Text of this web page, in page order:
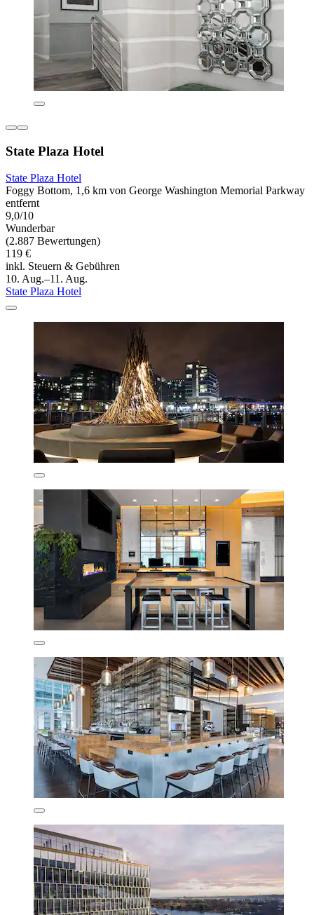
State Plaza Hotel
State Plaza Hotel
Foggy Bottom, 1,6 km von George Washington Memorial Parkway
entfernt
9,0/10
Wunderbar
(2.887 Bewertungen)
119 €
inkl. Steuern & Gebühren
10. Aug.–11. Aug.
State Plaza Hotel